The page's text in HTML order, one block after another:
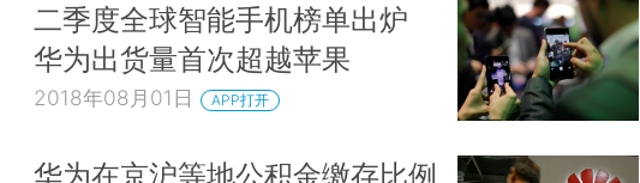
二季度全球智能手机榜单出炉
华为出货量首次超越苹果
2018年08月01日 APP打开
华为在京沪等地公积金缴存比例